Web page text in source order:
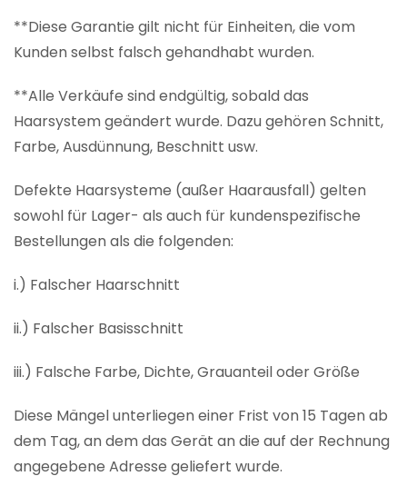
**Diese Garantie gilt nicht für Einheiten, die vom
Kunden selbst falsch gehandhabt wurden.
**Alle Verkäufe sind endgültig, sobald das
Haarsystem geändert wurde. Dazu gehören Schnitt,
Farbe, Ausdünnung, Beschnitt usw.
Defekte Haarsysteme (außer Haarausfall) gelten
sowohl für Lager- als auch für kundenspezifische
Bestellungen als die folgenden:
i.) Falscher Haarschnitt
ii.) Falscher Basisschnitt
iii.) Falsche Farbe, Dichte, Grauanteil oder Größe
Diese Mängel unterliegen einer Frist von 15 Tagen ab
dem Tag, an dem das Gerät an die auf der Rechnung
angegebene Adresse geliefert wurde.